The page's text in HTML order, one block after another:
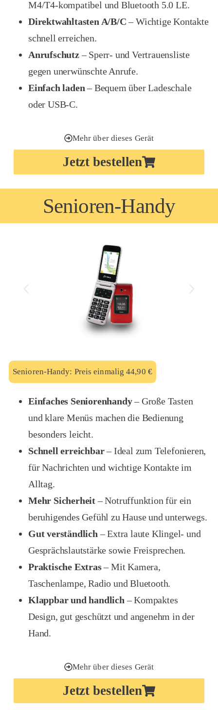
M4/T4-kompatibel und Bluetooth 5.0 LE.
Direktwahltasten A/B/C– Wichtige Kontakte
schnell erreichen.
Anrufschutz– Sperr- und Vertrauensliste
gegen unerwünschte Anrufe.
Einfach laden– Bequem über Ladeschale
oder USB-C.
Jetzt bestellen
Mehr über dieses Gerät
Senioren-Handy
Senioren-Handy: Preis einmalig 44,90 €
Einfaches Seniorenhandy– Große Tasten
und klare Menüs machen die Bedienung
besonders leicht.
Schnell erreichbar– Ideal zum Telefonieren,
für Nachrichten und wichtige Kontakte im
Alltag.
Mehr Sicherheit– Notruffunktion für ein
beruhigendes Gefühl zu Hause und unterwegs.
Gut verständlich – Extra laute Klingel- und
Gesprächslautstärke sowie Freisprechen.
Praktische Extras– Mit Kamera,
Taschenlampe, Radio und Bluetooth.
Klappbar und handlich – Kompaktes
Design, gut geschützt und angenehm in der
Hand.
Jetzt bestellen
Mehr über dieses Gerät